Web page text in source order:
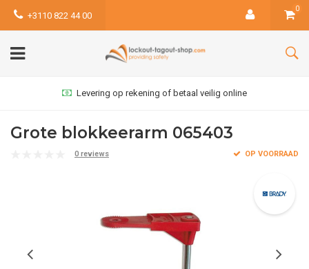
+3110 822 44 00
0
Levering op rekening of betaal veilig online
Grote blokkeerarm 065403
0 reviews OP VOORRAAD